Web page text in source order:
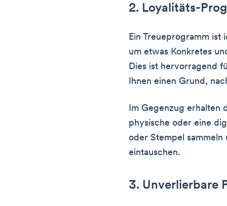
2. Loyalitäts-
Ein Treueprogramm ist
um etwas Konkretes
Dies ist hervorragend
Ihnen einen Grund,
Im Gegenzug erhalten
physische oder eine
oder Stempel
eintauschen.
3. Unverlierbare